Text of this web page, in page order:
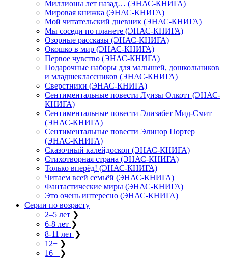
Миллионы лет назад… (ЭНАС-КНИГА)
Мировая книжка (ЭНАС-КНИГА)
Мой читательский дневник (ЭНАС-КНИГА)
Мы соседи по планете (ЭНАС-КНИГА)
Озорные рассказы (ЭНАС-КНИГА)
Окошко в мир (ЭНАС-КНИГА)
Первое чувство (ЭНАС-КНИГА)
Подарочные наборы для малышей, дошкольников
и младшеклассников (ЭНАС-КНИГА)
Сверстники (ЭНАС-КНИГА)
Сентиментальные повести Луизы Олкотт (ЭНАС-
КНИГА)
Сентиментальные повести Элизабет Мид-Смит
(ЭНАС-КНИГА)
Сентиментальные повести Элинор Портер
(ЭНАС-КНИГА)
Сказочный калейдоскоп (ЭНАС-КНИГА)
Стихотворная страна (ЭНАС-КНИГА)
Только вперёд! (ЭНАС-КНИГА)
Читаем всей семьёй (ЭНАС-КНИГА)
Фантастические миры (ЭНАС-КНИГА)
Это очень интересно (ЭНАС-КНИГА)
Серии по возрасту
2–5 лет ❯
6-8 лет ❯
8-11 лет ❯
12+ ❯
16+ ❯